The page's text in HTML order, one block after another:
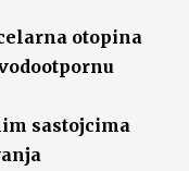
otopina
sastojcima